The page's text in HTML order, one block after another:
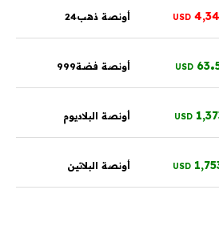
USD أونصة ذهب24
63.
USD أونصة فضة999
USD أونصة البلاديوم
USD أونصة البلاتين